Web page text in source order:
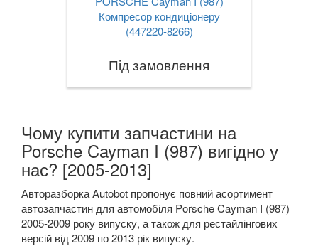
Компресор кондиціонеру
(447220-8266)
Під замовлення
Чому купити запчастини на
Porsche Cayman I (987) вигідно у
нас? [2005-2013]
Авторазборка Autobot пропонує повний асортимент
автозапчастин для автомобіля Porsche Cayman I (987)
2005-2009 року випуску, а також для рестайлінгових
версій від 2009 по 2013 рік випуску.